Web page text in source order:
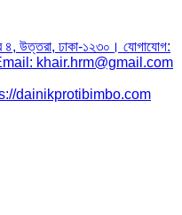
উত্তরা, ঢাকা-১২৩০। যোগাযোগ:
Email: khair.hrm@gmail.com
dainikprotibimbo.com